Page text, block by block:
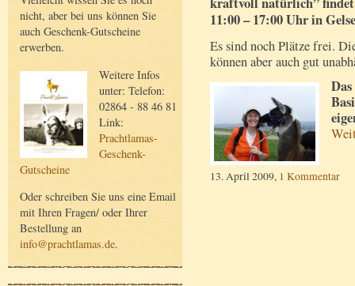
nicht, aber bei uns können Sie
auch Geschenk-Gutscheine
erwerben.
Weitere Infos
unter: Telefon:
02864 - 88 46 81
Link:
Prachtlamas-
Geschenk-
Gutscheine
Oder schreiben Sie uns eine Email
mit Ihren Fragen/ oder Ihrer
Bestellung an
info@prachtlamas.de.
11:00 – 17:00 Uhr in
Es sind noch Plätze frei.
können aber auch gut
13. April 2009, 1 Kommentar